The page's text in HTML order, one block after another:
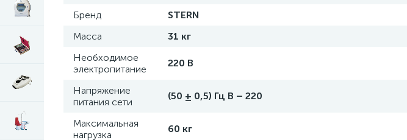
Бренд
STERN
Масса
31 кг
Необходимое
электропитание
220 В
Напряжение
питания сети
(50 ± 0,5) Гц В – 220
Максимальная
нагрузка
60 кг